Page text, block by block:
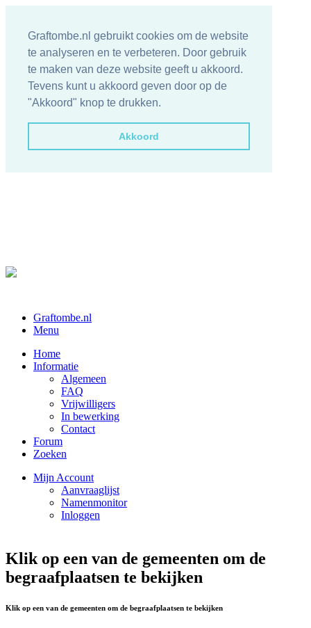
Graftombe.nl gebruikt cookies om de website
te analyseren en te verbeteren. Door gebruik
te maken van deze website geeft u akkoord.
Tevens kunt u akkoord geven door op de
"Akkoord" knop te drukken.
Akkoord
Graftombe.nl
Menu
Home
Informatie
Algemeen
FAQ
Vrijwilligers
In bewerking
Contact
Forum
Zoeken
Mijn Account
Aanvraaglijst
Namenmonitor
Inloggen
Klik op een van de gemeenten om de
begraafplaatsen te bekijken
Klik op een van de gemeenten om de begraafplaatsen te bekijken